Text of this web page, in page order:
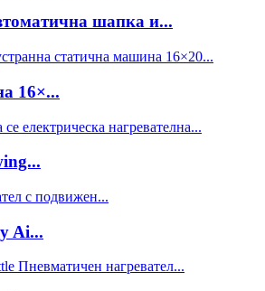
шапка и...
16×...
Ai...